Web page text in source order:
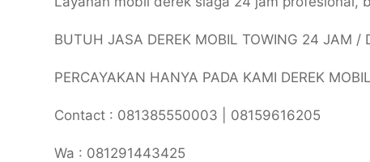
BUTUH JASA DEREK MOBIL TOWING 24 JAM /
PERCAYAKAN HANYA PADA KAMI DEREK
Contact : 081385550003 | 08159616205
Wa : 081291443425